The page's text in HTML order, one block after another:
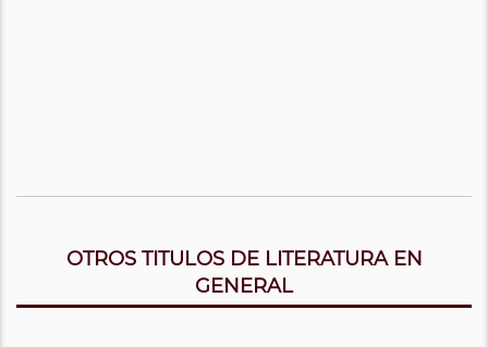
OTROS TITULOS DE LITERATURA EN
GENERAL